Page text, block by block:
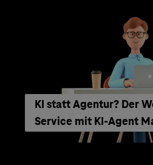
KI statt Agentur? Der
Service mit KI-Agent